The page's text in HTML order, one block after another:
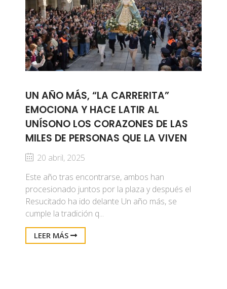
UN AÑO MÁS, “LA CARRERITA”
EMOCIONA Y HACE LATIR AL
UNÍSONO LOS CORAZONES DE LAS
MILES DE PERSONAS QUE LA VIVEN
20 abril, 2025
Este año tras encontrarse, ambos han
procesionado juntos por la plaza y después el
Resucitado ha ido delante Un año más, se
cumple la tradición q...
LEER MÁS